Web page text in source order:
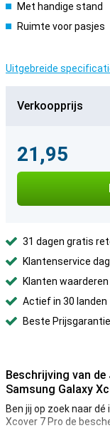
Met handige stand
Ruimte voor pasjes
Uitgebreide
Verkoopprijs
21,95
31 dagen gratis
Klantenservice
Klanten
Actief in 30 landen
Beste Prijsgarantie
Beschrijving van
Samsung Galaxy
Ben jij op zoek naar
Xcover 7 Pro de